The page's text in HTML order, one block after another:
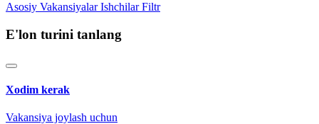
Asosiy Vakansiyalar Ishchilar Filtr
E'lon turini tanlang
Xodim kerak
Vakansiya joylash uchun